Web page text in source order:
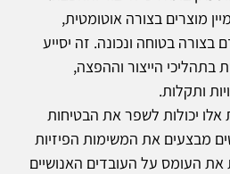
מוצרים בצורה אוטומטית,
בצורה בטוחה ונכונה. זה יסייע
בתהליכי הייצור וההפצה,
ותקלות.
אלו יכולות לשפר את הבטיחות
מבצעים את המשימות הפיזיות
העומס על העובדים האנושיים